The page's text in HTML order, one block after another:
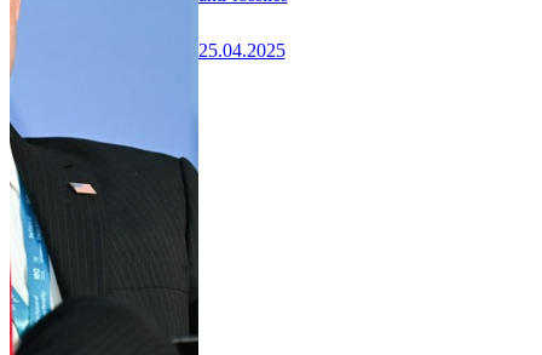
25.04.2025